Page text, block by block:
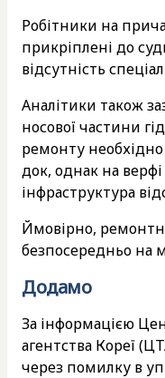
Робітники на
прикріплені до
відсутність
Аналітики також
носової частини
ремонту
док, однак на
інфраструктура
Ймовірно,
безпосередньо на
Додамо
За інформацією
агентства Кореї
через помилку в